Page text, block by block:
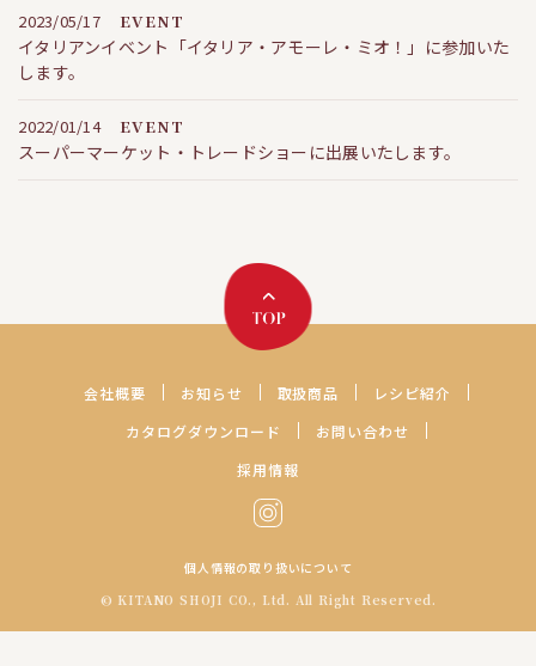
2023/05/17 EVENT
イタリアンイベント「イタリア・アモーレ・ミオ！」に参加いた
します。
2022/01/14 EVENT
スーパーマーケット・トレードショーに出展いたします。
会社概要 お知らせ 取扱商品
レシピ紹介
カタログダウンロード
お問い合わせ
採用情報
個人情報の取り扱いについて
© KITANO SHOJI CO., Ltd. All Right Reserved.